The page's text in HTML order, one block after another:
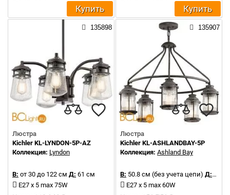
Купить Купить
135898
Люстра
Kichler KL-LYNDON-5P-AZ
Коллекция: Lyndon
В: от 30 до 122 см Д: 61 см
E27 x 5 max 75W
135907
Люстра
Kichler KL-ASHLANDBAY-5P
Коллекция: Ashland Bay
В: 50.8 см (без учета цепи) Д:66
E27 x 5 max 60W